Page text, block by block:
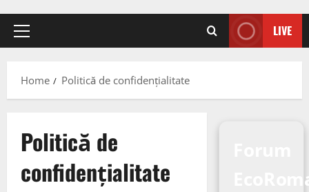
Primary
LIVE
Home Politică de confidențialitate
Politică de
confidențialitate